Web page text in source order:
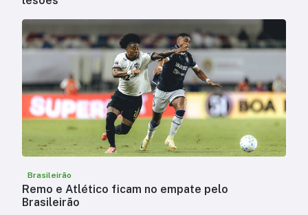
Brasileirão
Remo e Atlético ficam no empate pelo
Brasileirão